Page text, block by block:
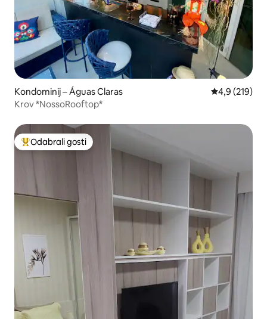
Kondominij – Águas Claras Prosječna
4,9 (219)
Krov *NossoRooftop*
Među najviše rangiranima s oznakom „Odabrali gosti”
Odabrali gosti